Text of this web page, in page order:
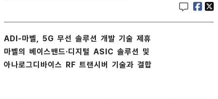
ADI-마벨, 5G 무선 솔루션 개발 기술 제휴
마벨의 베이스밴드·디지털 ASIC 솔루션 및
아나로그디바이스 RF 트랜시버 기술과 결합